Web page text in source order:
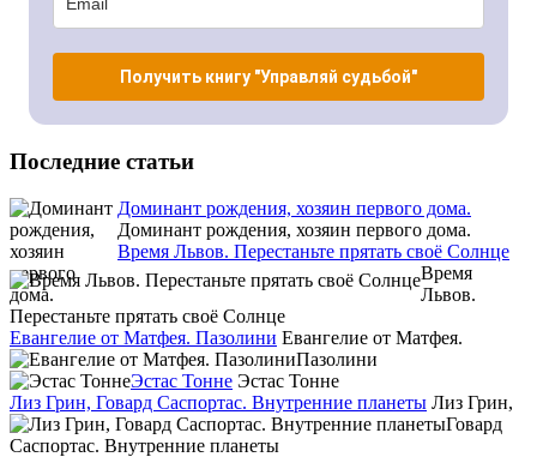
Получить книгу "Управляй судьбой"
Последние статьи
Доминант рождения, хозяин первого дома.
Доминант рождения, хозяин первого дома.
Время Львов. Перестаньте прятать своё Солнце
Время
Львов.
Перестаньте прятать своё Солнце
Евангелие от Матфея. Пазолини Евангелие от Матфея.
Пазолини
Эстас Тонне Эстас Тонне
Лиз Грин, Говард Саспортас. Внутренние планеты Лиз Грин,
Говард
Саспортас. Внутренние планеты